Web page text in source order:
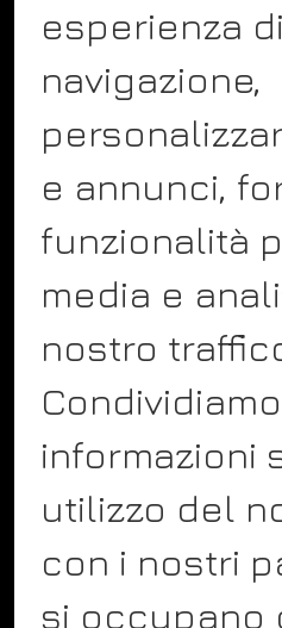
COMPANY
About
Team
Blog
Contact
Service
FOLLOW US
esperienza di
navigazione,
e annunci,
funzionalità
media e
nostro
informazioni
utilizzo del
con i nostri
si occupano